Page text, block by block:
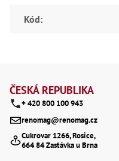
Kód:
ČESKÁ REPUBLIKA
+ 420 800 100 943
renomag@renomag.cz
Cukrovar 1266, Rosice,
664 84 Zastávka u Brna